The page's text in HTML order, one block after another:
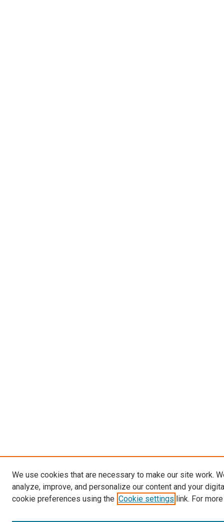
We use cookies that are necessary to make our site work.
analyze, improve, and personalize our content and your
cookie preferences using the Cookie settings link. For